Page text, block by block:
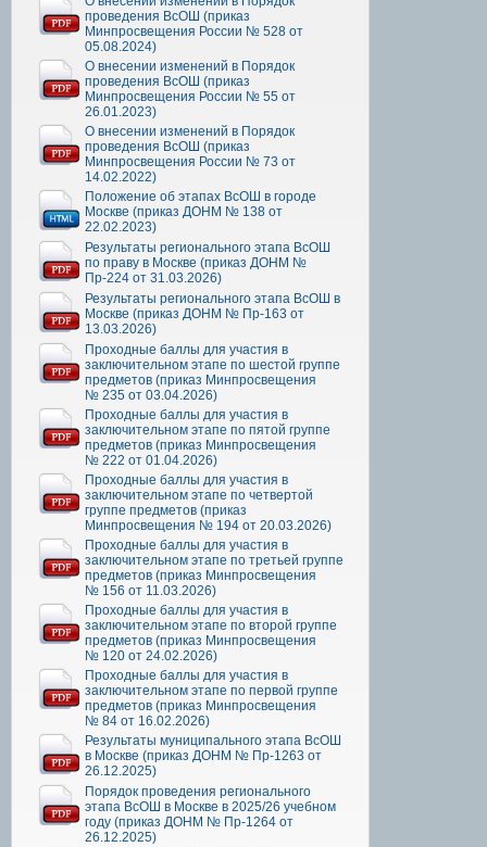
проведения ВсОШ (приказ
Минпросвещения России № 528 от
05.08.2024)
О внесении изменений в Порядок
проведения ВсОШ (приказ
Минпросвещения России № 55 от
26.01.2023)
О внесении изменений в Порядок
проведения ВсОШ (приказ
Минпросвещения России № 73 от
14.02.2022)
Положение об этапах ВсОШ в городе
Москве (приказ ДОНМ № 138 от
22.02.2023)
Результаты регионального этапа ВсОШ
по праву в Москве (приказ ДОНМ №
Пр-224 от 31.03.2026)
Результаты регионального этапа ВсОШ в
Москве (приказ ДОНМ № Пр-163 от
13.03.2026)
Проходные баллы для участия в
заключительном этапе по шестой группе
предметов (приказ Минпросвещения
№ 235 от 03.04.2026)
Проходные баллы для участия в
заключительном этапе по пятой группе
предметов (приказ Минпросвещения
№ 222 от 01.04.2026)
Проходные баллы для участия в
заключительном этапе по четвертой
группе предметов (приказ
Минпросвещения № 194 от 20.03.2026)
Проходные баллы для участия в
заключительном этапе по третьей группе
предметов (приказ Минпросвещения
№ 156 от 11.03.2026)
Проходные баллы для участия в
заключительном этапе по второй группе
предметов (приказ Минпросвещения
№ 120 от 24.02.2026)
Проходные баллы для участия в
заключительном этапе по первой группе
предметов (приказ Минпросвещения
№ 84 от 16.02.2026)
Результаты муниципального этапа ВсОШ
в Москве (приказ ДОНМ № Пр-1263 от
26.12.2025)
Порядок проведения регионального
этапа ВсОШ в Москве в 2025/26 учебном
году (приказ ДОНМ № Пр-1264 от
26.12.2025)